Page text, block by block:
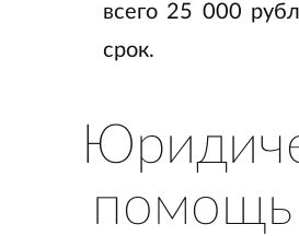
всего 25 000
срок.
помощь